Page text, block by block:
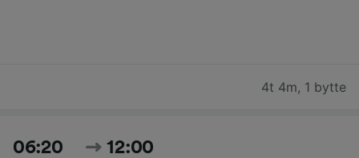
4t 4m, 1 bytte
06:20 12:00